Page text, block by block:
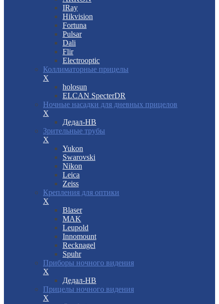
IRay
Hikvision
Fortuna
Pulsar
Dali
Flir
Electrooptic
Коллиматорные прицелы
X
holosun
ELCAN SpecterDR
Ночные насадки для дневных прицелов
X
Дедал-НВ
Зрительные трубы
X
Yukon
Swarovski
Nikon
Leica
Zeiss
Крепления для оптики
X
Blaser
MAK
Leupold
Innomount
Recknagel
Spuhr
Приборы ночного видения
X
Дедал-НВ
Прицелы ночного видения
X